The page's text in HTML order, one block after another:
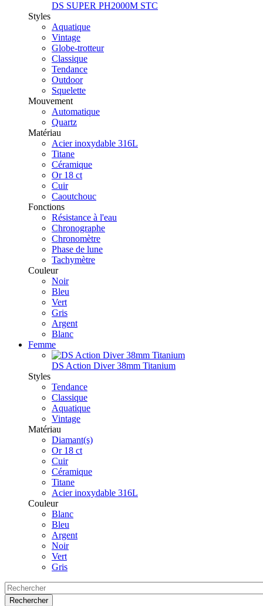
DS SUPER PH2000M STC
Styles
Aquatique
Vintage
Globe-trotteur
Classique
Tendance
Outdoor
Squelette
Mouvement
Automatique
Quartz
Matériau
Acier inoxydable 316L
Titane
Céramique
Or 18 ct
Cuir
Caoutchouc
Fonctions
Résistance à l'eau
Chronographe
Chronomètre
Phase de lune
Tachymètre
Couleur
Noir
Bleu
Vert
Gris
Argent
Blanc
Femme
DS Action Diver 38mm Titanium
Styles
Tendance
Classique
Aquatique
Vintage
Matériau
Diamant(s)
Or 18 ct
Cuir
Céramique
Titane
Acier inoxydable 316L
Couleur
Blanc
Bleu
Argent
Noir
Vert
Gris
Rechercher